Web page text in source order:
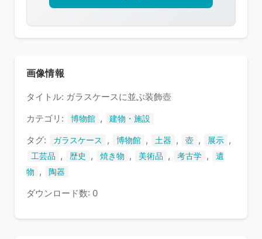
護
い
ま
画像情報
タイトル: ガラスケースに並ぶ装飾壺
カテゴリ:
博物館 , 建物・施設
タグ: ガラスケース , 博物館 , 土器 , 壺 , 展示 ,
工芸品 , 歴史 , 焼き物 , 美術品 , 考古学 ,
遺
物
, 陶器
ダウンロード数: 0